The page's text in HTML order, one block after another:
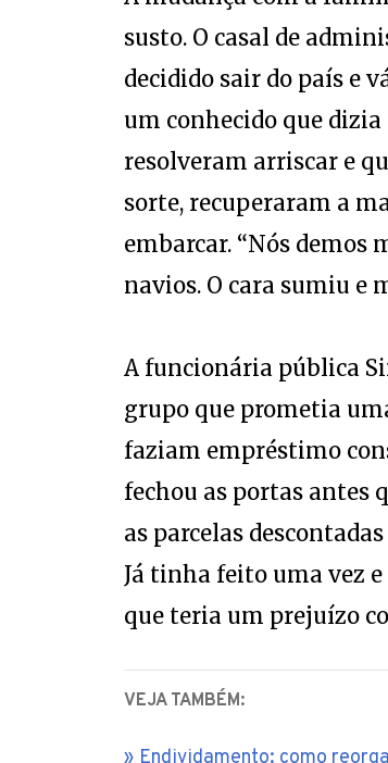
susto. O casal de
decidido sair do país e
um conhecido que dizia
resolveram arriscar e
sorte, recuperaram a
embarcar. “Nós
navios. O cara sumiu e
grupo que prometia
faziam empréstimo
fechou as portas antes
as parcelas
Já tinha feito uma vez
que teria um prejuízo